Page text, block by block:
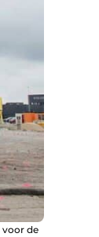
voor de